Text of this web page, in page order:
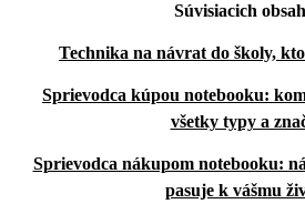
Súvisiacich
Technika na návrat do školy,
Sprievodca kúpou notebooku:
všetky typy a
Sprievodca nákupom notebooku:
pasuje k vášmu